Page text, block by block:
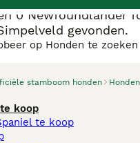
stamboom honden Honden
0 Newfoundlander
gevonden.
op Honden te zoeken
koop
te koop